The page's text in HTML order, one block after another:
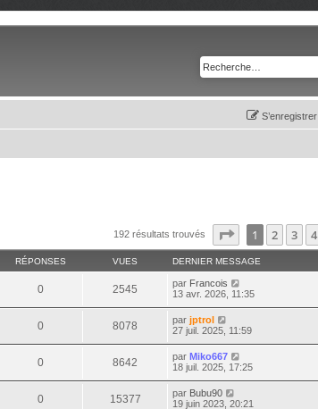
S’enregistrer
192 résultats trouvés Page sur8
1 2 3 4
RÉPONSES VUES DERNIER MESSAGE
0 2545 par Francois
13 avr. 2026, 11:35
0 8078 par jptrol
27 juil. 2025, 11:59
0 8642 par Miko667
18 juil. 2025, 17:25
0 15377 par Bubu90
19 juin 2023, 20:21